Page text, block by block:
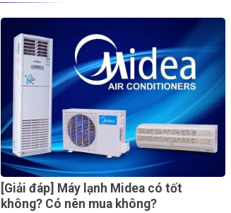
[Giải đáp] Máy lạnh Midea có tốt
không? Có nên mua không?